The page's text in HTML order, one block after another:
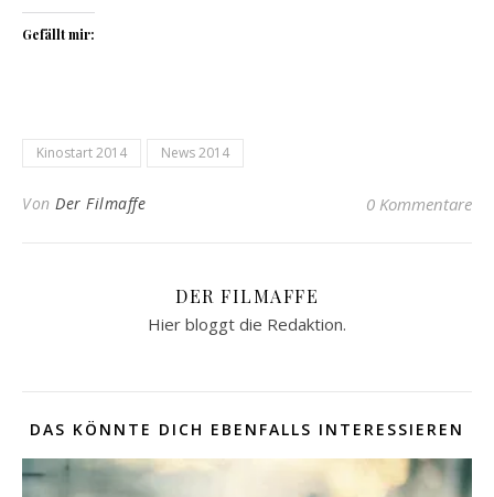
Gefällt mir:
Kinostart 2014 News 2014
Von Der Filmaffe 0 Kommentare
DER FILMAFFE
Hier bloggt die Redaktion.
DAS KÖNNTE DICH EBENFALLS INTERESSIEREN